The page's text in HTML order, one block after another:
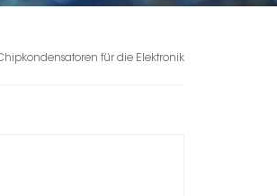
für die Elektronik